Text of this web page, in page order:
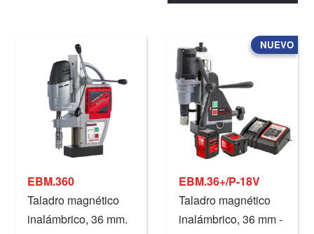
EBM.360
Taladro magnético
inalámbrico, 36 mm.
NUEVO
EBM.36+/P-18V
Taladro magnético
inalámbrico, 36 mm -